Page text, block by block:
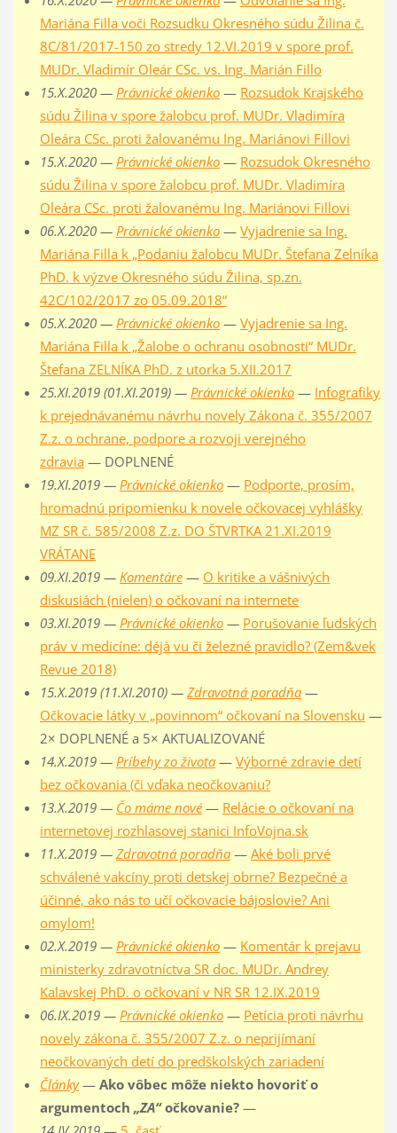
Mariána Filla voči Rozsudku Okresného súdu Žilina č.
8C/81/2017-150 zo stredy 12.VI.2019 v spore prof.
MUDr. Vladimír Oleár CSc. vs. Ing. Marián Fillo
15.X.2020 — Právnické okienko— Rozsudok Krajského
súdu Žilina v spore žalobcu prof. MUDr. Vladimíra
Oleára CSc. proti žalovanému Ing. Mariánovi Fillovi
15.X.2020 — Právnické okienko— Rozsudok Okresného
súdu Žilina v spore žalobcu prof. MUDr. Vladimíra
Oleára CSc. proti žalovanému Ing. Mariánovi Fillovi
06.X.2020 — Právnické okienko— Vyjadrenie sa Ing.
Mariána Filla k „Podaniu žalobcu MUDr. Štefana Zelníka
PhD. k výzve Okresného súdu Žilina, sp.zn.
42C/102/2017 zo 05.09.2018“
05.X.2020 — Právnické okienko— Vyjadrenie sa Ing.
Mariána Filla k „Žalobe o ochranu osobnosti“ MUDr.
Štefana ZELNÍKA PhD. z utorka 5.XII.2017
25.XI.2019 (01.XI.2019) — Právnické okienko— Infografiky
k prejednávanému návrhu novely Zákona č. 355/2007
Z.z. o ochrane, podpore a rozvoji verejného
zdravia — DOPLNENÉ
19.XI.2019 — Právnické okienko— Podporte, prosím,
hromadnú pripomienku k novele očkovacej vyhlášky
MZ SR č. 585/2008 Z.z. DO ŠTVRTKA 21.XI.2019
VRÁTANE
09.XI.2019 — Komentáre— O kritike a vášnivých
diskusiách (nielen) o očkovaní na internete
03.XI.2019 — Právnické okienko— Porušovanie ľudských
práv v medicíne: déjà vu či železné pravidlo? (Zem&vek
Revue 2018)
15.X.2019 (11.XI.2010) — Zdravotná poradňa—
Očkovacie látky v „povinnom“ očkovaní na Slovensku —
2× DOPLNENÉ a 5× AKTUALIZOVANÉ
14.X.2019 — Príbehy zo života— Výborné zdravie detí
bez očkovania (či vďaka neočkovaniu?
13.X.2019 — Čo máme nové— Relácie o očkovaní na
internetovej rozhlasovej stanici InfoVojna.sk
11.X.2019 — Zdravotná poradňa— Aké boli prvé
schválené vakcíny proti detskej obrne? Bezpečné a
účinné, ako nás to učí očkovacie bájoslovie? Ani
omylom!
02.X.2019 — Právnické okienko— Komentár k prejavu
ministerky zdravotníctva SR doc. MUDr. Andrey
Kalavskej PhD. o očkovaní v NR SR 12.IX.2019
06.IX.2019 — Právnické okienko— Petícia proti návrhu
novely zákona č. 355/2007 Z.z. o neprijímaní
neočkovaných detí do predškolských zariadení
Články— Ako vôbec môže niekto hovoriť o
argumentoch „ZA“očkovanie?—